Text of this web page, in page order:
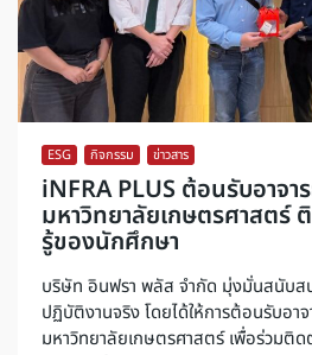
ESG กิจกรรม ข่าวสาร
iNFRA PLUS ต้อนรับอาจา
มหาวิทยาลัยเกษตรศาสตร์
รู้ของนักศึกษา
บริษัท อินฟรา พลัส จำกัด มุ่งมั่นสนับส
ปฏิบัติงานจริง โดยได้ให้การต้อนรับอา
มหาวิทยาลัยเกษตรศาสตร์ เพื่อร่วมติ